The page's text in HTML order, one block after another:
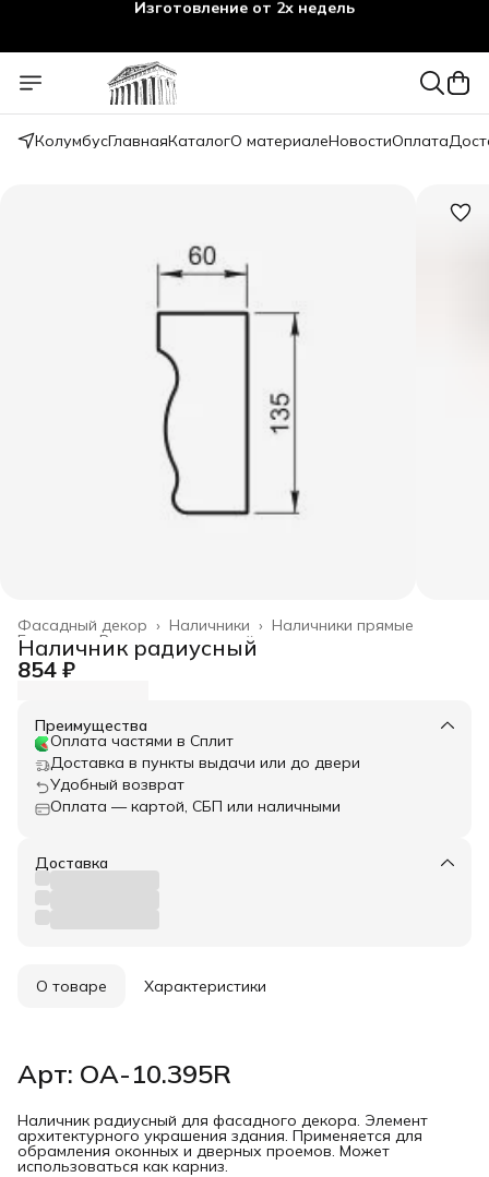
КолумбусГлавнаяКаталогО материалеНовостиОплата
Наличники прямые
Наличники ›
Фасадный декор ›
Весь архитектурный декор
Главная ›
Наличник радиусный
854 ₽
Преимущества
Оплата частями в Сплит
Доставка в пункты выдачи или до двери
Удобный возврат
Оплата — картой, СБП или наличными
Доставка
О товаре Характеристики
Арт: ОА-10.395R
Наличник радиусный для фасадного декора. Элемент
архитектурного украшения здания. Применяется для
обрамления оконных и дверных проемов. Может
использоваться как карниз.